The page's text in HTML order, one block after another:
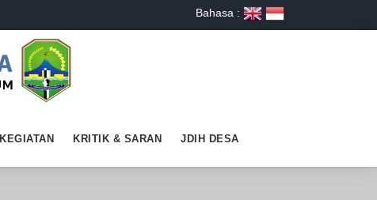
Bahasa :
KEGIATAN KRITIK & SARAN JDIH DESA